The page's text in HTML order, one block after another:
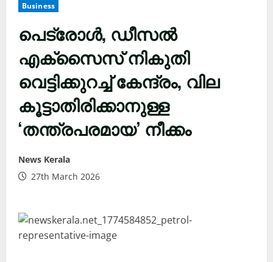
Business
പെട്രോൾ, ഡീസൽ
എക്സൈസ് നികുതി
വെട്ടിക്കുറച്ച് കേന്ദ്രം, വില
കൂട്ടാതിരിക്കാനുള്ള
‘തന്ത്രപരമായ’ നീക്കം
News Kerala
27th March 2026